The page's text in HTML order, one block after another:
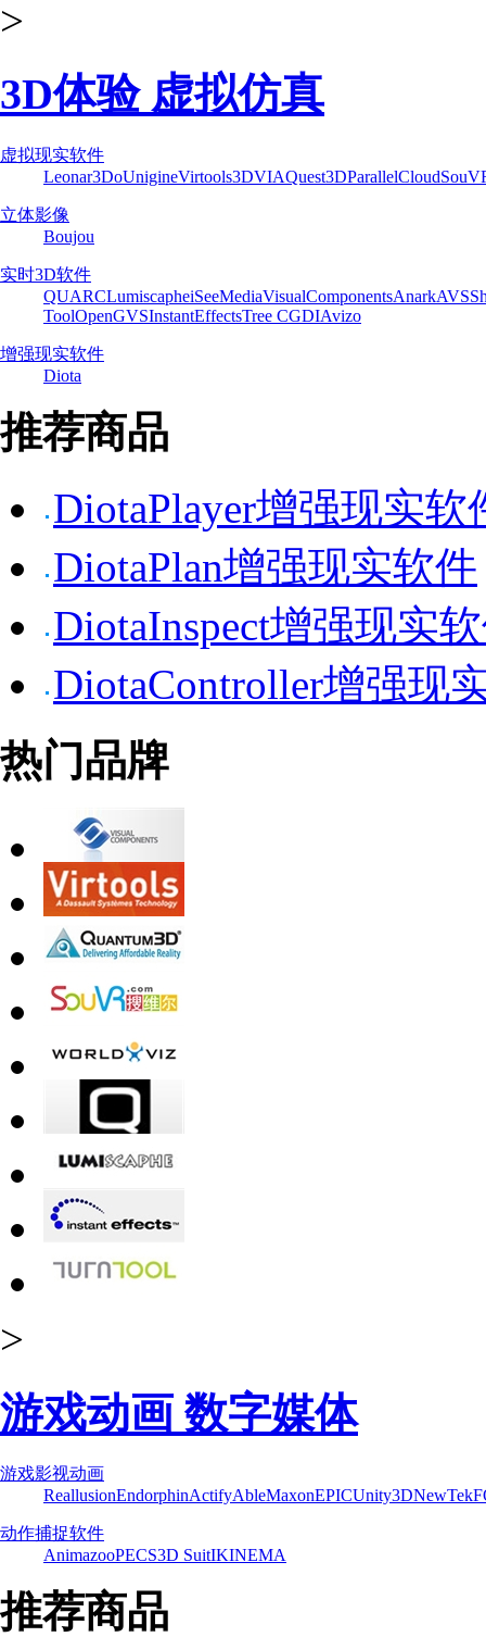
>
3D体验 虚拟仿真
虚拟现实软件
Leonar3DoUnigineVirtools3DVIAQuest3DParallelCloud
立体影像
Boujou
实时3D软件
QUARCLumiscapheiSeeMediaVisualComponentsAnarkAVS
ToolOpenGVSInstantEffectsTree CGDIAvizo
增强现实软件
Diota
推荐商品
DiotaPlayer增强现实软
DiotaPlan增强现实软件
DiotaInspect增强现实
DiotaController增强现
热门品牌
>
游戏动画 数字媒体
游戏影视动画
ReallusionEndorphinActifyAbleMaxonEPICUnity3DNewTek
动作捕捉软件
AnimazooPECS3D SuitIKINEMA
推荐商品